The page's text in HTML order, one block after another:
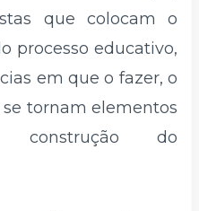
que colocam o
processo educativo,
em que o fazer, o
tornam elementos
construção do